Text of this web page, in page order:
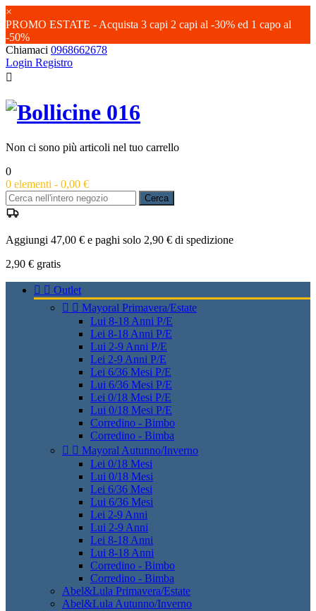
×
PROMO ESTATE - Acquista 3 capi 2 capi al -30% ed 1 capo al
-50%
Chiamaci 0968662678
Login Registro

Non ci sono più articoli nel tuo carrello
0
0 elementi - 0,00 €
Cerca
Aggiungi 47,00 € e paghi solo 2,90 € di spedizione
2,90 € gratis
  Outlet
  Mayoral Primavera/Estate
Lui 8-18 Anni P/E
Lei 8-18 Anni P/E
Lui 2-9 Anni P/E
Lei 2-9 Anni P/E
Lei 6/36 Mesi P/E
Lui 6/36 Mesi P/E
Lei 0/18 Mesi P/E
Lui 0/18 Mesi P/E
Corredino - Bimbo
Corredino - Bimba
  Mayoral Autunno/Inverno
Lei 0/18 Mesi
Lui 0/18 Mesi
Lei 6/36 Mesi
Lui 6/36 Mesi
Lei 2-9 Anni
Lui 2-9 Anni
Lei 8-18 Anni
Lui 8-18 Anni
Corredino - Bimbo
Corredino - Bimba
Abel&Lula Primavera/Estate
Abel&Lula Autunno/Inverno